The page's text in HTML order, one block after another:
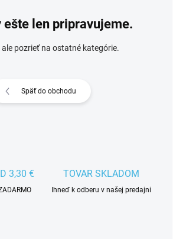
ešte len pripravujeme.
ale pozrieť na ostatné kategórie.
Späť do obchodu
3,30 € TOVAR SKLADOM
Ihneď k odberu v našej predajni